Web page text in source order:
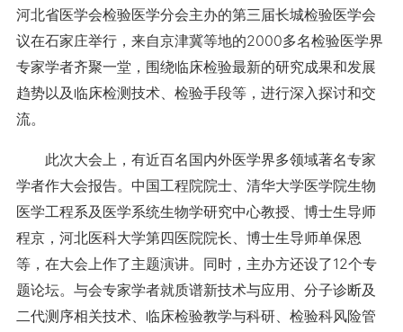
河北省医学会检验医学分会主办的第三届长城检验医学会
议在石家庄举行，来自京津冀等地的2000多名检验医学界
专家学者齐聚一堂，围绕临床检验最新的研究成果和发展
趋势以及临床检测技术、检验手段等，进行深入探讨和交
流。
此次大会上，有近百名国内外医学界多领域著名专家
学者作大会报告。中国工程院院士、清华大学医学院生物
医学工程系及医学系统生物学研究中心教授、博士生导师
程京，河北医科大学第四医院院长、博士生导师单保恩
等，在大会上作了主题演讲。同时，主办方还设了12个专
题论坛。与会专家学者就质谱新技术与应用、分子诊断及
二代测序相关技术、临床检验教学与科研、检验科风险管